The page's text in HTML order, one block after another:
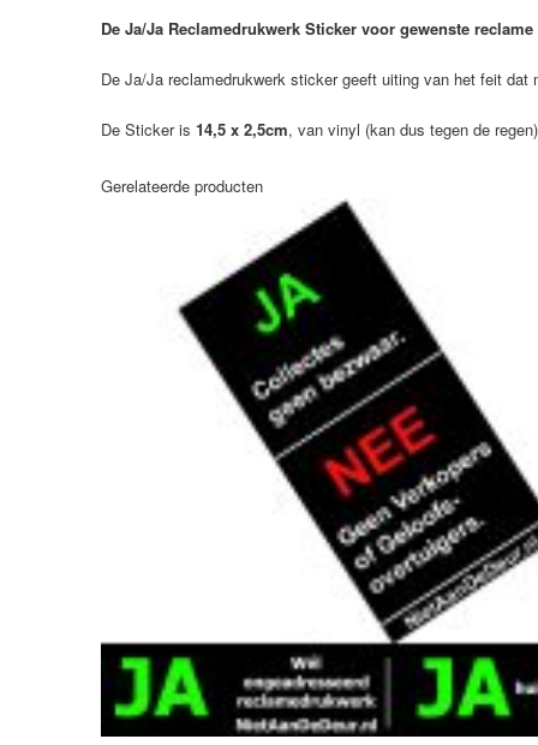
De Ja/Ja Reclamedrukwerk Sticker voor gewenste
De Ja/Ja reclamedrukwerk sticker geeft uiting van het feit
De Sticker is 14,5 x 2,5cm, van vinyl (kan dus tegen de
Gerelateerde producten